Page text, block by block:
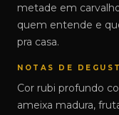
metade em
quem entende e
pra casa.
NOTAS DE
Cor rubi profundo
ameixa madura,